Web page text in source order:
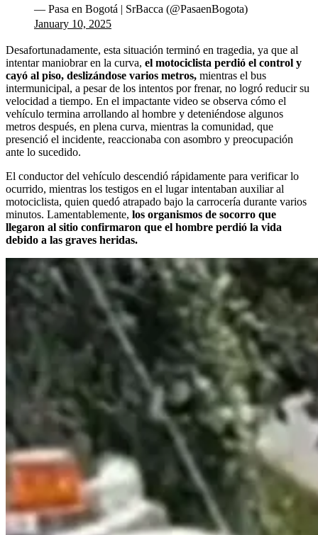
— Pasa en Bogotá | SrBacca (@PasaenBogota)
January 10, 2025
Desafortunadamente, esta situación terminó en tragedia, ya que al
intentar maniobrar en la curva, el motociclista perdió el control y
cayó al piso, deslizándose varios metros, mientras el bus
intermunicipal, a pesar de los intentos por frenar, no logró reducir su
velocidad a tiempo. En el impactante video se observa cómo el
vehículo termina arrollando al hombre y deteniéndose algunos
metros después, en plena curva, mientras la comunidad, que
presenció el incidente, reaccionaba con asombro y preocupación
ante lo sucedido.
El conductor del vehículo descendió rápidamente para verificar lo
ocurrido, mientras los testigos en el lugar intentaban auxiliar al
motociclista, quien quedó atrapado bajo la carrocería durante varios
minutos. Lamentablemente, los organismos de socorro que
llegaron al sitio confirmaron que el hombre perdió la vida
debido a las graves heridas.